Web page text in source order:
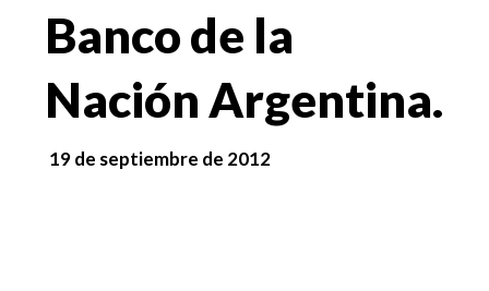
Banco de la
Nación Argentina.
19 de septiembre de 2012